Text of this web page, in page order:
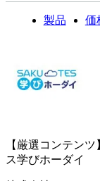
製品 価
【厳選コンテン
ス学びホーダイ